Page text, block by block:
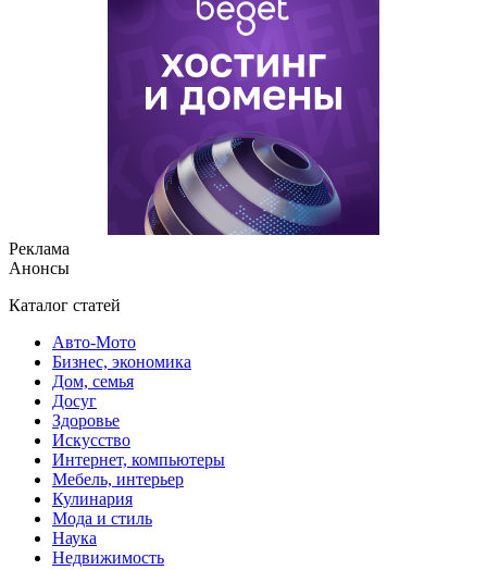
Реклама
Анонсы
Каталог статей
Авто-Мото
Бизнес, экономика
Дом, семья
Досуг
Здоровье
Искусство
Интернет, компьютеры
Мебель, интерьер
Кулинария
Мода и стиль
Наука
Недвижимость